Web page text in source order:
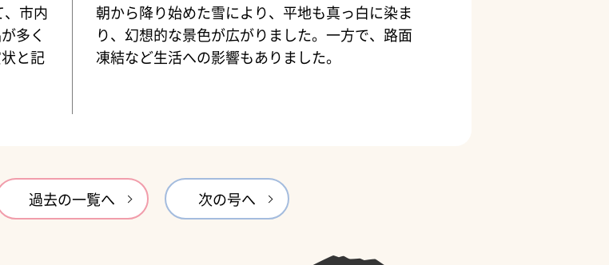
市内
多く
と記
朝から降り始めた雪により、平地も真っ白に染ま
り、幻想的な景色が広がりました。一方で、路面
凍結など生活への影響もありました。
過去の一覧へ 次の号へ